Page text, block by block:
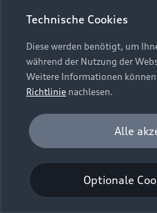
Bordbuch &
Verträge kündigen
Vertrag widerrufen
Datenschutz
Audi erleben
Newsletter
Datenschutzinformation
Cookie-Richtlinie
Digital Services Act
EU
Embleme am Fahrzeug bei
Webseite kann abweichen.
Technische Cookies
Diese werden benötigt, um
während der Nutzung der
Weitere Informationen
Richtlinie nachlesen.
Analyse und Statistik
Performance Cookies
darüber, wie unsere Webseite
Anzahl der Besuche,
werden zur Optimierung der
Optionale
Alle